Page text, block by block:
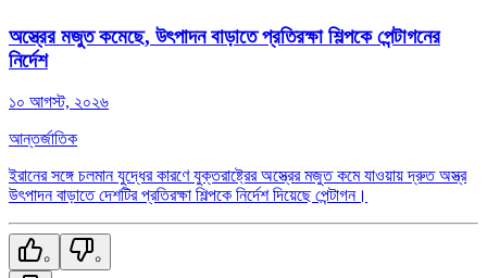
অস্ত্রের মজুত কমেছে, উৎপাদন বাড়াতে প্রতিরক্ষা শিল্পকে পেন্টাগনের
নির্দেশ
১০ আগস্ট, ২০২৬
আন্তর্জাতিক
ইরানের সঙ্গে চলমান যুদ্ধের কারণে যুক্তরাষ্ট্রের অস্ত্রের মজুত কমে যাওয়ায় দ্রুত অস্ত্র
উৎপাদন বাড়াতে দেশটির প্রতিরক্ষা শিল্পকে নির্দেশ দিয়েছে পেন্টাগন।
০ ০